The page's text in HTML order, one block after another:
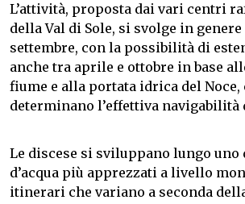
L’attività, proposta dai vari centri
della Val di Sole, si svolge in genere
settembre, con la possibilità di
anche tra aprile e ottobre in base
fiume e alla portata idrica del Noce,
determinano l’effettiva navigabilità
Le discese si sviluppano lungo uno
d’acqua più apprezzati a livello
itinerari che variano a seconda